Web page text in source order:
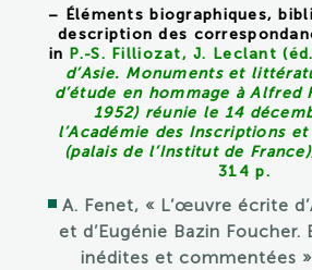
– Éléments biographiques,
description des
in P.-S. Filliozat, J. Leclant
d’Asie. Monuments et
d’étude en hommage à Alfred
1952) réunie le 14
l’Académie des Inscriptions
(palais de l’Institut de France)
314 p.
A. Fenet, « L’œuvre écrite
et d’Eugénie Bazin Foucher.
inédites et commentées